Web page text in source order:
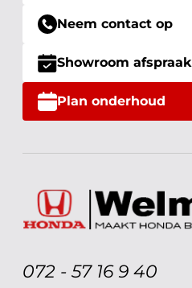
Neem contact op
Showroom afspraak
Plan onderhoud
072 - 57 16 9 40